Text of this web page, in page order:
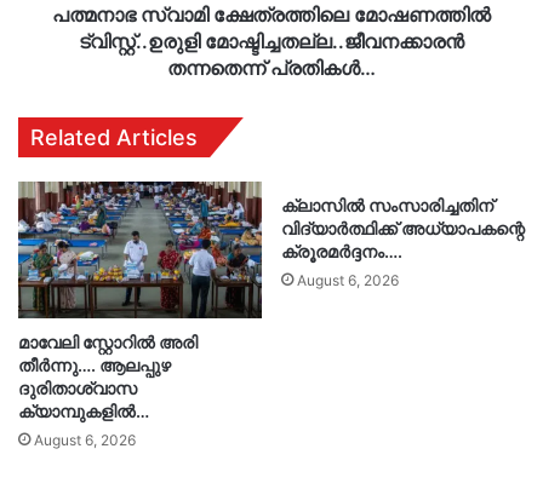
പത്മനാഭ സ്വാമി ക്ഷേത്രത്തിലെ മോഷണത്തിൽ
ട്വിസ്റ്റ്..ഉരുളി മോഷ്ടിച്ചതല്ല..ജീവനക്കാരൻ
തന്നതെന്ന് പ്രതികൾ…
Related Articles
മാവേലി സ്റ്റോറിൽ അരി
തീർന്നു…. ആലപ്പുഴ
ദുരിതാശ്വാസ
ക്യാമ്പുകളിൽ…
August 6, 2026
ക്ലാസിൽ സംസാരിച്ചതിന്
വിദ്യാർത്ഥിക്ക് അധ്യാപകന്റെ
ക്രൂരമർദ്ദനം….
August 6, 2026